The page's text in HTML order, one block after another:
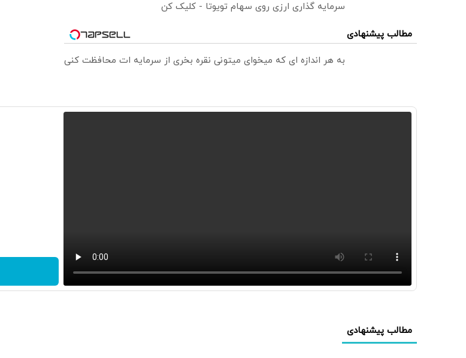
سرمایه گذاری ارزی روی سهام تویوتا - کلیک کن
مطالب پیشنهادی
به هر اندازه ای که میخوای میتونی نقره بخری از سرمایه ات محافظت کنی
مطالب پیشنهادی